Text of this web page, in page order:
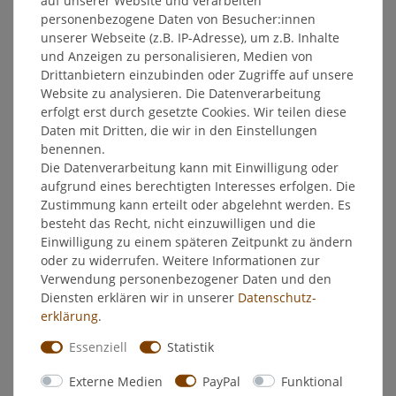
20 Milliliter | 137,50 € / Liter
In den Warenkorb
*inkl. ges. MwSt. zzgl.Versandkosten
Kreul Acryl-Glanzfarbe magenta 20
ml - Bastelfarbe Acrylfarbe Farbe
2,75 € *
20 Milliliter
| 137,50 € / Liter
In den Warenkorb
* inkl. ges. MwSt.zzgl.Versandkosten
Kreul Acryl-Glanzfarbe orange 20 ml
- Bastelfarbe Acrylfarbe Farbe
2,75 € *
In den Warenkorb
personenbezogene Daten von Besucher:innen
unserer Webseite (z.B. IP-Adresse), um z.B. Inhalte
und Anzeigen zu personalisieren, Medien von
Drittanbietern einzubinden oder Zugriffe auf unsere
Website zu analysieren. Die Datenverarbeitung
erfolgt erst durch gesetzte Cookies. Wir teilen diese
Daten mit Dritten, die wir in den Einstellungen
benennen.
Die Datenverarbeitung kann mit Einwilligung oder
aufgrund eines berechtigten Interesses erfolgen. Die
Zustimmung kann erteilt oder abgelehnt werden. Es
besteht das Recht, nicht einzuwilligen und die
Einwilligung zu einem späteren Zeitpunkt zu ändern
oder zu widerrufen. Weitere Informationen zur
Verwendung personenbezogener Daten und den
Diensten erklären wir in unserer Daten­schutz­
erklärung.
Essenziell
Statistik
Externe Medien PayPal Funktional